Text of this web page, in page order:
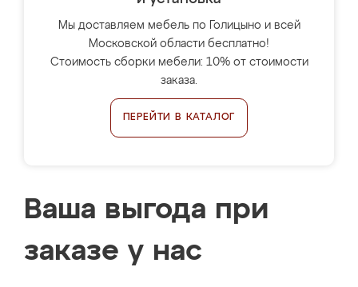
Мы доставляем мебель по Голицыно и всей
Московской области бесплатно!
Стоимость сборки мебели: 10% от стоимости
заказа.
ПЕРЕЙТИ В КАТАЛОГ
Ваша выгода при
заказе у нас